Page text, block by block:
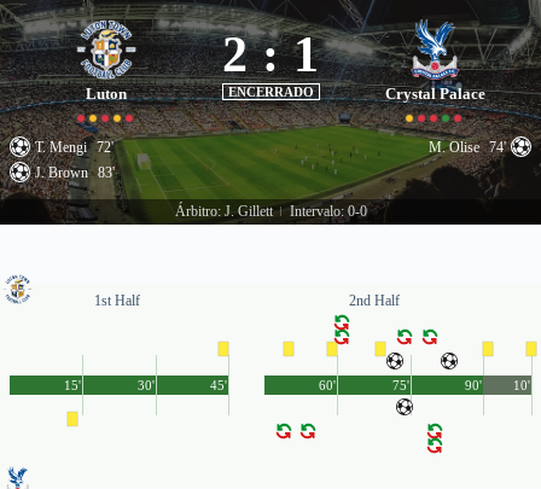
Luton
2 : 1
ENCERRADO Crystal Palace
T. Mengi 72'
J. Brown 83'
M. Olise 74'
Árbitro: J. Gillett | Intervalo: 0-0
1st Half
45'
15' 30'
2nd Half
90'
60' 75' 10'